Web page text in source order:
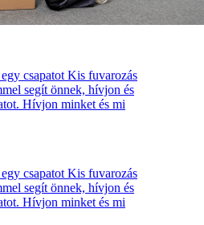
csapatot Kis fuvarozás
segít önnek, hívjon és
Hívjon minket és mi
csapatot Kis fuvarozás
segít önnek, hívjon és
Hívjon minket és mi